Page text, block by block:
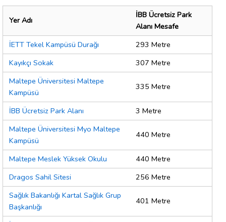
Yer Adı
İBB Ücretsiz Park
Alanı Mesafe
İETT Tekel Kampüsü Durağı
293 Metre
Kayıkçı Sokak
307 Metre
Maltepe Üniversitesi Maltepe
Kampüsü
335 Metre
İBB Ücretsiz Park Alanı
3 Metre
Maltepe Üniversitesi Myo Maltepe
Kampüsü
440 Metre
Maltepe Meslek Yüksek Okulu
440 Metre
Dragos Sahil Sitesi
256 Metre
Sağlık Bakanlığı Kartal Sağlık Grup
Başkanlığı
401 Metre